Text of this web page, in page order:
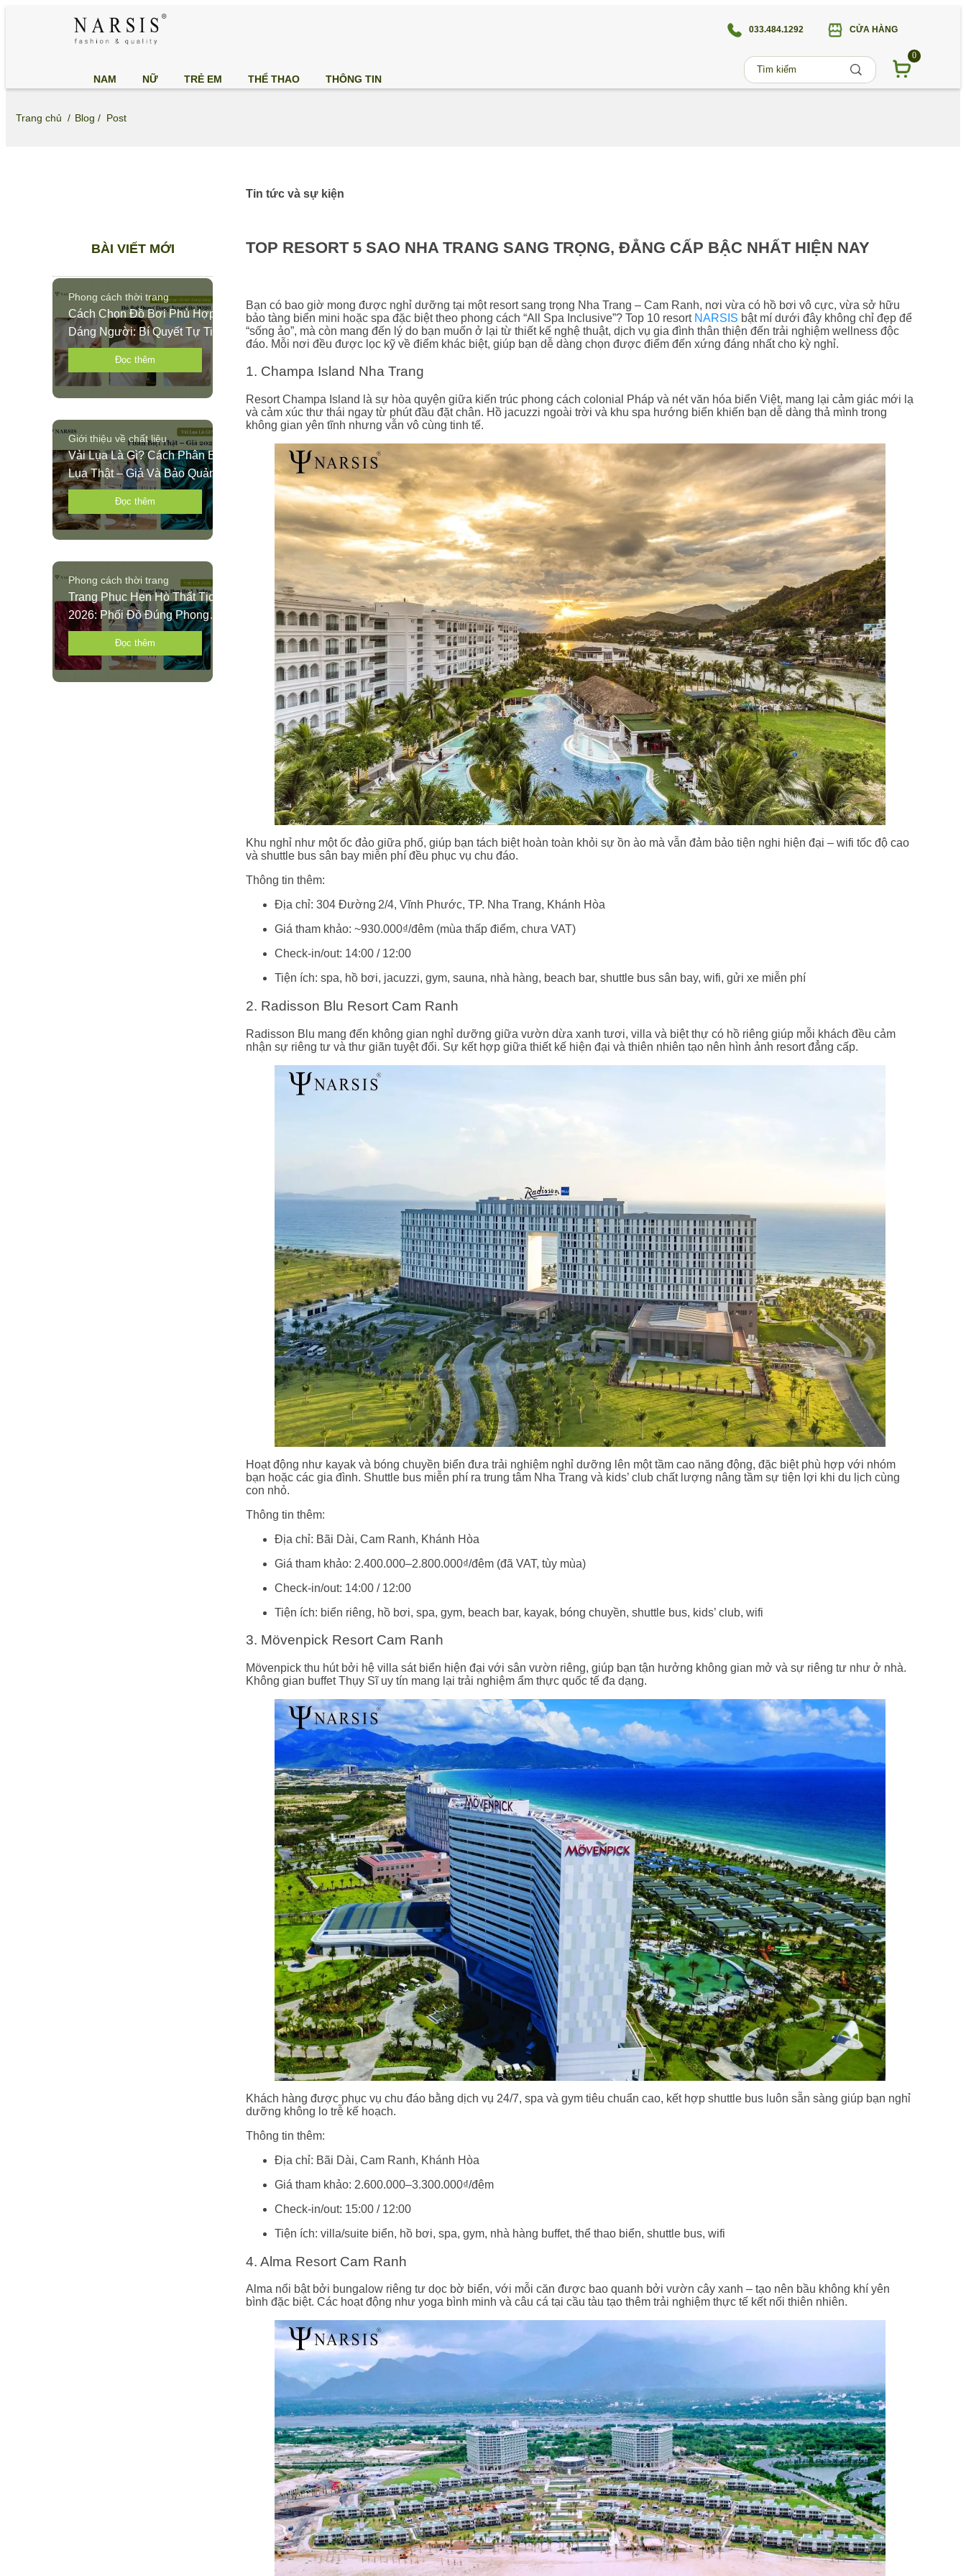
NAM NỮ TRẺ EM THỂ THAO THÔNG TIN
033.484.1292 CỬA HÀNG
0
Trang chủ / Blog / Post
Phong cách thời trang
Cách Chọn Đồ Bơi Phù Hợp
Dáng Người: Bí Quyết Tự Tin
Diện Bikini Hè 2026
Đọc thêm
Giới thiệu về chất liệu
Vải Lụa Là Gì? Cách Phân Biệt
Lụa Thật – Giả Và Bảo Quản
Chuẩn 2026
Đọc thêm
Phong cách thời trang
Trang Phục Hẹn Hò Thất Tịch
2026: Phối Đồ Đúng Phong
Tục
Đọc thêm
BÀI VIẾT MỚI
Tin tức và sự kiện
TOP RESORT 5 SAO NHA TRANG SANG TRỌNG, ĐẲNG CẤP BẬC NHẤT HIỆN NAY
Bạn có bao giờ mong được nghỉ dưỡng tại một resort sang trọng Nha Trang – Cam Ranh, nơi vừa có hồ bơi vô cực, vừa sở hữu
bảo tàng biển mini hoặc spa đặc biệt theo phong cách “All Spa Inclusive”? Top 10 resort NARSIS bật mí dưới đây không chỉ đẹp để
“sống ảo”, mà còn mang đến lý do bạn muốn ở lại từ thiết kế nghệ thuật, dịch vụ gia đình thân thiện đến trải nghiệm wellness độc
đáo. Mỗi nơi đều được lọc kỹ về điểm khác biệt, giúp bạn dễ dàng chọn được điểm đến xứng đáng nhất cho kỳ nghỉ.
1. Champa Island Nha Trang
Resort Champa Island là sự hòa quyện giữa kiến trúc phong cách colonial Pháp và nét văn hóa biển Việt, mang lại cảm giác mới lạ
và cảm xúc thư thái ngay từ phút đầu đặt chân. Hồ jacuzzi ngoài trời và khu spa hướng biển khiến bạn dễ dàng thả mình trong
không gian yên tĩnh nhưng vẫn vô cùng tinh tế.
Khu nghỉ như một ốc đảo giữa phố, giúp bạn tách biệt hoàn toàn khỏi sự ồn ào mà vẫn đảm bảo tiện nghi hiện đại – wifi tốc độ cao
và shuttle bus sân bay miễn phí đều phục vụ chu đáo.
Thông tin thêm:
Địa chỉ: 304 Đường 2/4, Vĩnh Phước, TP. Nha Trang, Khánh Hòa
Giá tham khảo: ~930.000₫/đêm (mùa thấp điểm, chưa VAT)
Check‑in/out: 14:00 / 12:00
Tiện ích: spa, hồ bơi, jacuzzi, gym, sauna, nhà hàng, beach bar, shuttle bus sân bay, wifi, gửi xe miễn phí
2. Radisson Blu Resort Cam Ranh
Radisson Blu mang đến không gian nghỉ dưỡng giữa vườn dừa xanh tươi, villa và biệt thự có hồ riêng giúp mỗi khách đều cảm
nhận sự riêng tư và thư giãn tuyệt đối. Sự kết hợp giữa thiết kế hiện đại và thiên nhiên tạo nên hình ảnh resort đẳng cấp.
Hoạt động như kayak và bóng chuyền biển đưa trải nghiệm nghỉ dưỡng lên một tầm cao năng động, đặc biệt phù hợp với nhóm
bạn hoặc các gia đình. Shuttle bus miễn phí ra trung tâm Nha Trang và kids’ club chất lượng nâng tầm sự tiện lợi khi du lịch cùng
con nhỏ.
Thông tin thêm:
Địa chỉ: Bãi Dài, Cam Ranh, Khánh Hòa
Giá tham khảo: 2.400.000–2.800.000₫/đêm (đã VAT, tùy mùa)
Check‑in/out: 14:00 / 12:00
Tiện ích: biển riêng, hồ bơi, spa, gym, beach bar, kayak, bóng chuyền, shuttle bus, kids’ club, wifi
3. Mövenpick Resort Cam Ranh
Mövenpick thu hút bởi hệ villa sát biển hiện đại với sân vườn riêng, giúp bạn tận hưởng không gian mở và sự riêng tư như ở nhà.
Không gian buffet Thụy Sĩ uy tín mang lại trải nghiệm ẩm thực quốc tế đa dạng.
Khách hàng được phục vụ chu đáo bằng dịch vụ 24/7, spa và gym tiêu chuẩn cao, kết hợp shuttle bus luôn sẵn sàng giúp bạn nghỉ
dưỡng không lo trễ kế hoạch.
Thông tin thêm:
Địa chỉ: Bãi Dài, Cam Ranh, Khánh Hòa
Giá tham khảo: 2.600.000–3.300.000₫/đêm
Check‑in/out: 15:00 / 12:00
Tiện ích: villa/suite biển, hồ bơi, spa, gym, nhà hàng buffet, thể thao biển, shuttle bus, wifi
4. Alma Resort Cam Ranh
Alma nổi bật bởi bungalow riêng tư dọc bờ biển, với mỗi căn được bao quanh bởi vườn cây xanh – tạo nên bầu không khí yên
bình đặc biệt. Các hoạt động như yoga bình minh và câu cá tại cầu tàu tạo thêm trải nghiệm thực tế kết nối thiên nhiên.